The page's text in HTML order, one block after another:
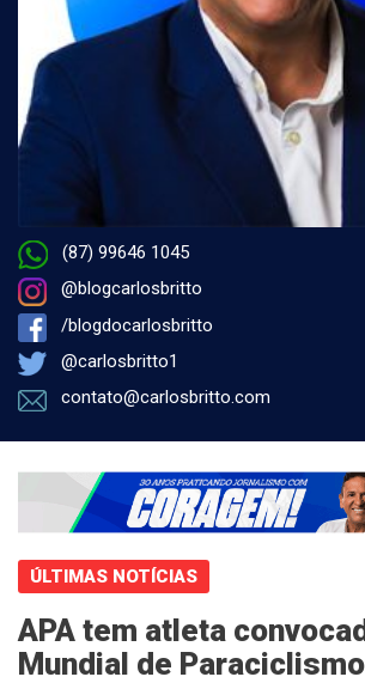
(87) 99646 1045
@blogcarlosbritto
/blogdocarlosbritto
@carlosbritto1
contato@carlosbritto.com
ÚLTIMAS NOTÍCIAS
APA tem atleta
Mundial de